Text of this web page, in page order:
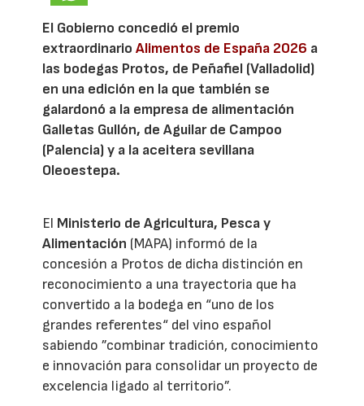
El Gobierno concedió el premio
extraordinarioAlimentos de España 2026 a
las bodegas Protos, de Peñafiel (Valladolid)
en una edición en la que también se
galardonó a la empresa de alimentación
Galletas Gullón, de Aguilar de Campoo
(Palencia) y a la aceitera sevillana
Oleoestepa.
El Ministerio de Agricultura, Pesca y
Alimentación (MAPA) informó de la
concesión a Protos de dicha distinción en
reconocimiento a una trayectoria que ha
convertido a la bodega en “uno de los
grandes referentes“ del vino español
sabiendo ”combinar tradición, conocimiento
e innovación para consolidar un proyecto de
excelencia ligado al territorio”.